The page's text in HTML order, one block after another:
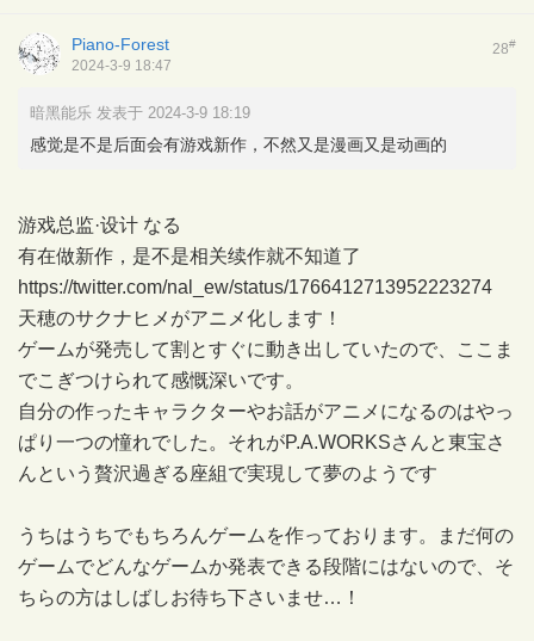
28#
Piano-Forest
2024-3-9 18:47
暗黑能乐 发表于 2024-3-9 18:19
感觉是不是后面会有游戏新作，不然又是漫画又是动画的
游戏总监·设计 なる
有在做新作，是不是相关续作就不知道了
https://twitter.com/nal_ew/status/1766412713952223274
天穂のサクナヒメがアニメ化します！
ゲームが発売して割とすぐに動き出していたので、ここま
でこぎつけられて感慨深いです。
自分の作ったキャラクターやお話がアニメになるのはやっ
ぱり一つの憧れでした。それがP.A.WORKSさんと東宝さ
んという贅沢過ぎる座組で実現して夢のようです
うちはうちでもちろんゲームを作っております。まだ何の
ゲームでどんなゲームか発表できる段階にはないので、そ
ちらの方はしばしお待ち下さいませ…！